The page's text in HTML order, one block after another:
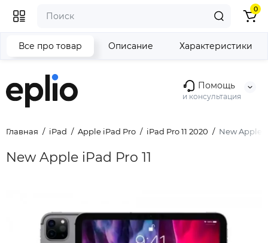
Помощь
и консультация
0
Главная iPad Apple iPad Pro iPad Pro 11 2020 New Apple
New Apple iPad Pro 11
Все про товар Описание Характеристики